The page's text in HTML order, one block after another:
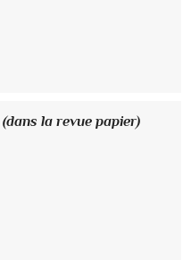
(dans la revue papier)